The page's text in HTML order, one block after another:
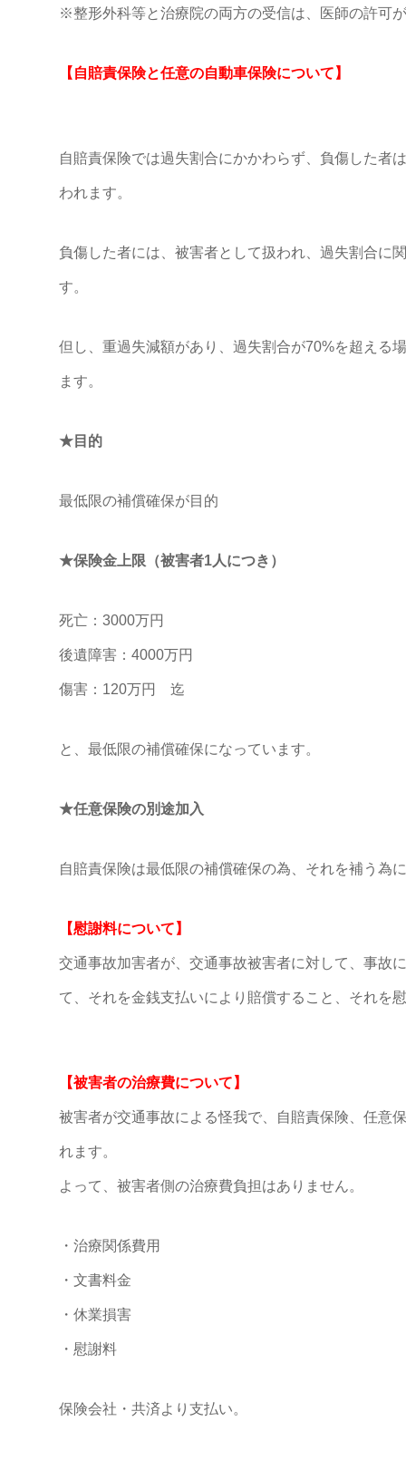
※整形外科等と治療院の両方の受信は、医師の許可
【自賠責保険と任意の自動車保険について】
自賠責保険では過失割合にかかわらず、負傷した者
われます。
負傷した者には、被害者として扱われ、過失割合に
す。
但し、重過失減額があり、過失割合が70%を超える
ます。
★目的
最低限の補償確保が目的
★保険金上限（被害者1人につき）
死亡：3000万円
後遺障害：4000万円
傷害：120万円 迄
と、最低限の補償確保になっています。
★任意保険の別途加入
自賠責保険は最低限の補償確保の為、それを補う為
【慰謝料について】
交通事故加害者が、交通事故被害者に対して、事故
て、それを金銭支払いにより賠償すること、それを
【被害者の治療費について】
被害者が交通事故による怪我で、自賠責保険、任意
れます。
よって、被害者側の治療費負担はありません。
・治療関係費用
・文書料金
・休業損害
・慰謝料
保険会社・共済より支払い。